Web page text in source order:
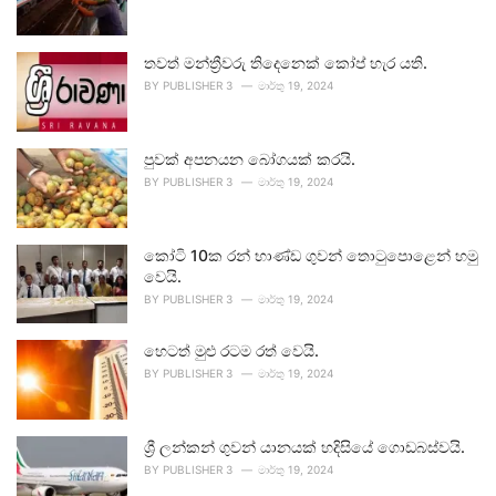
තවත් මන්ත්‍රීවරු තිදෙනෙක් කෝප් හැර යති.
BY PUBLISHER 3 මාර්තු 19, 2024
පුවක් අපනයන බෝගයක් කරයි.
BY PUBLISHER 3 මාර්තු 19, 2024
කෝටි 10ක රන් භාණ්ඩ ගුවන් තොටුපොළෙන් හමු
වෙයි.
BY PUBLISHER 3 මාර්තු 19, 2024
හෙටත් මුළු රටම රත් වෙයි.
BY PUBLISHER 3 මාර්තු 19, 2024
ශ්‍රී ලන්කන් ගුවන් යානයක් හදිසියේ ගොඩබස්වයි.
BY PUBLISHER 3 මාර්තු 19, 2024